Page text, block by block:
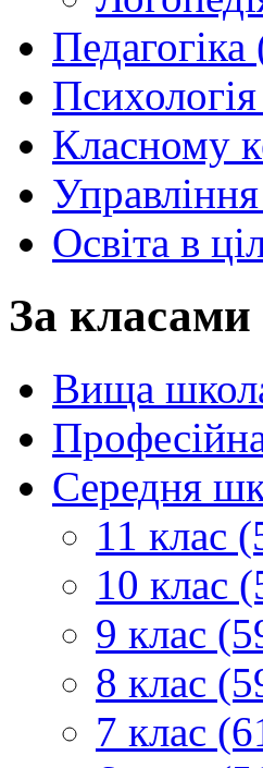
Класному
Освіта в
За класами
Вища
Середня
11 клас
10 клас
9 клас
8 клас
7 клас